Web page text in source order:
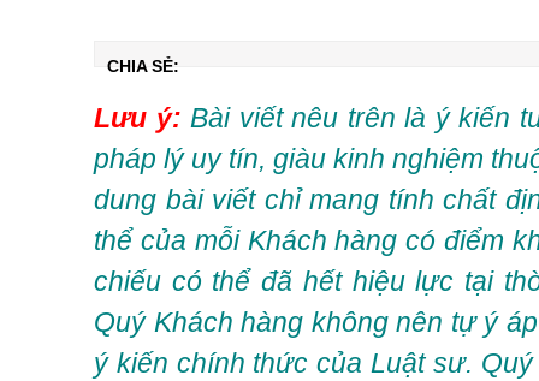
CHIA SẺ:
Lưu ý: Bài viết nêu trên là ý kiến
pháp lý uy tín, giàu kinh nghiệm
dung bài viết chỉ mang tính chất
thể của mỗi Khách hàng có điểm
chiếu có thể đã hết hiệu lực tại
Quý Khách hàng không nên tự ý
ý kiến chính thức của Luật sư.